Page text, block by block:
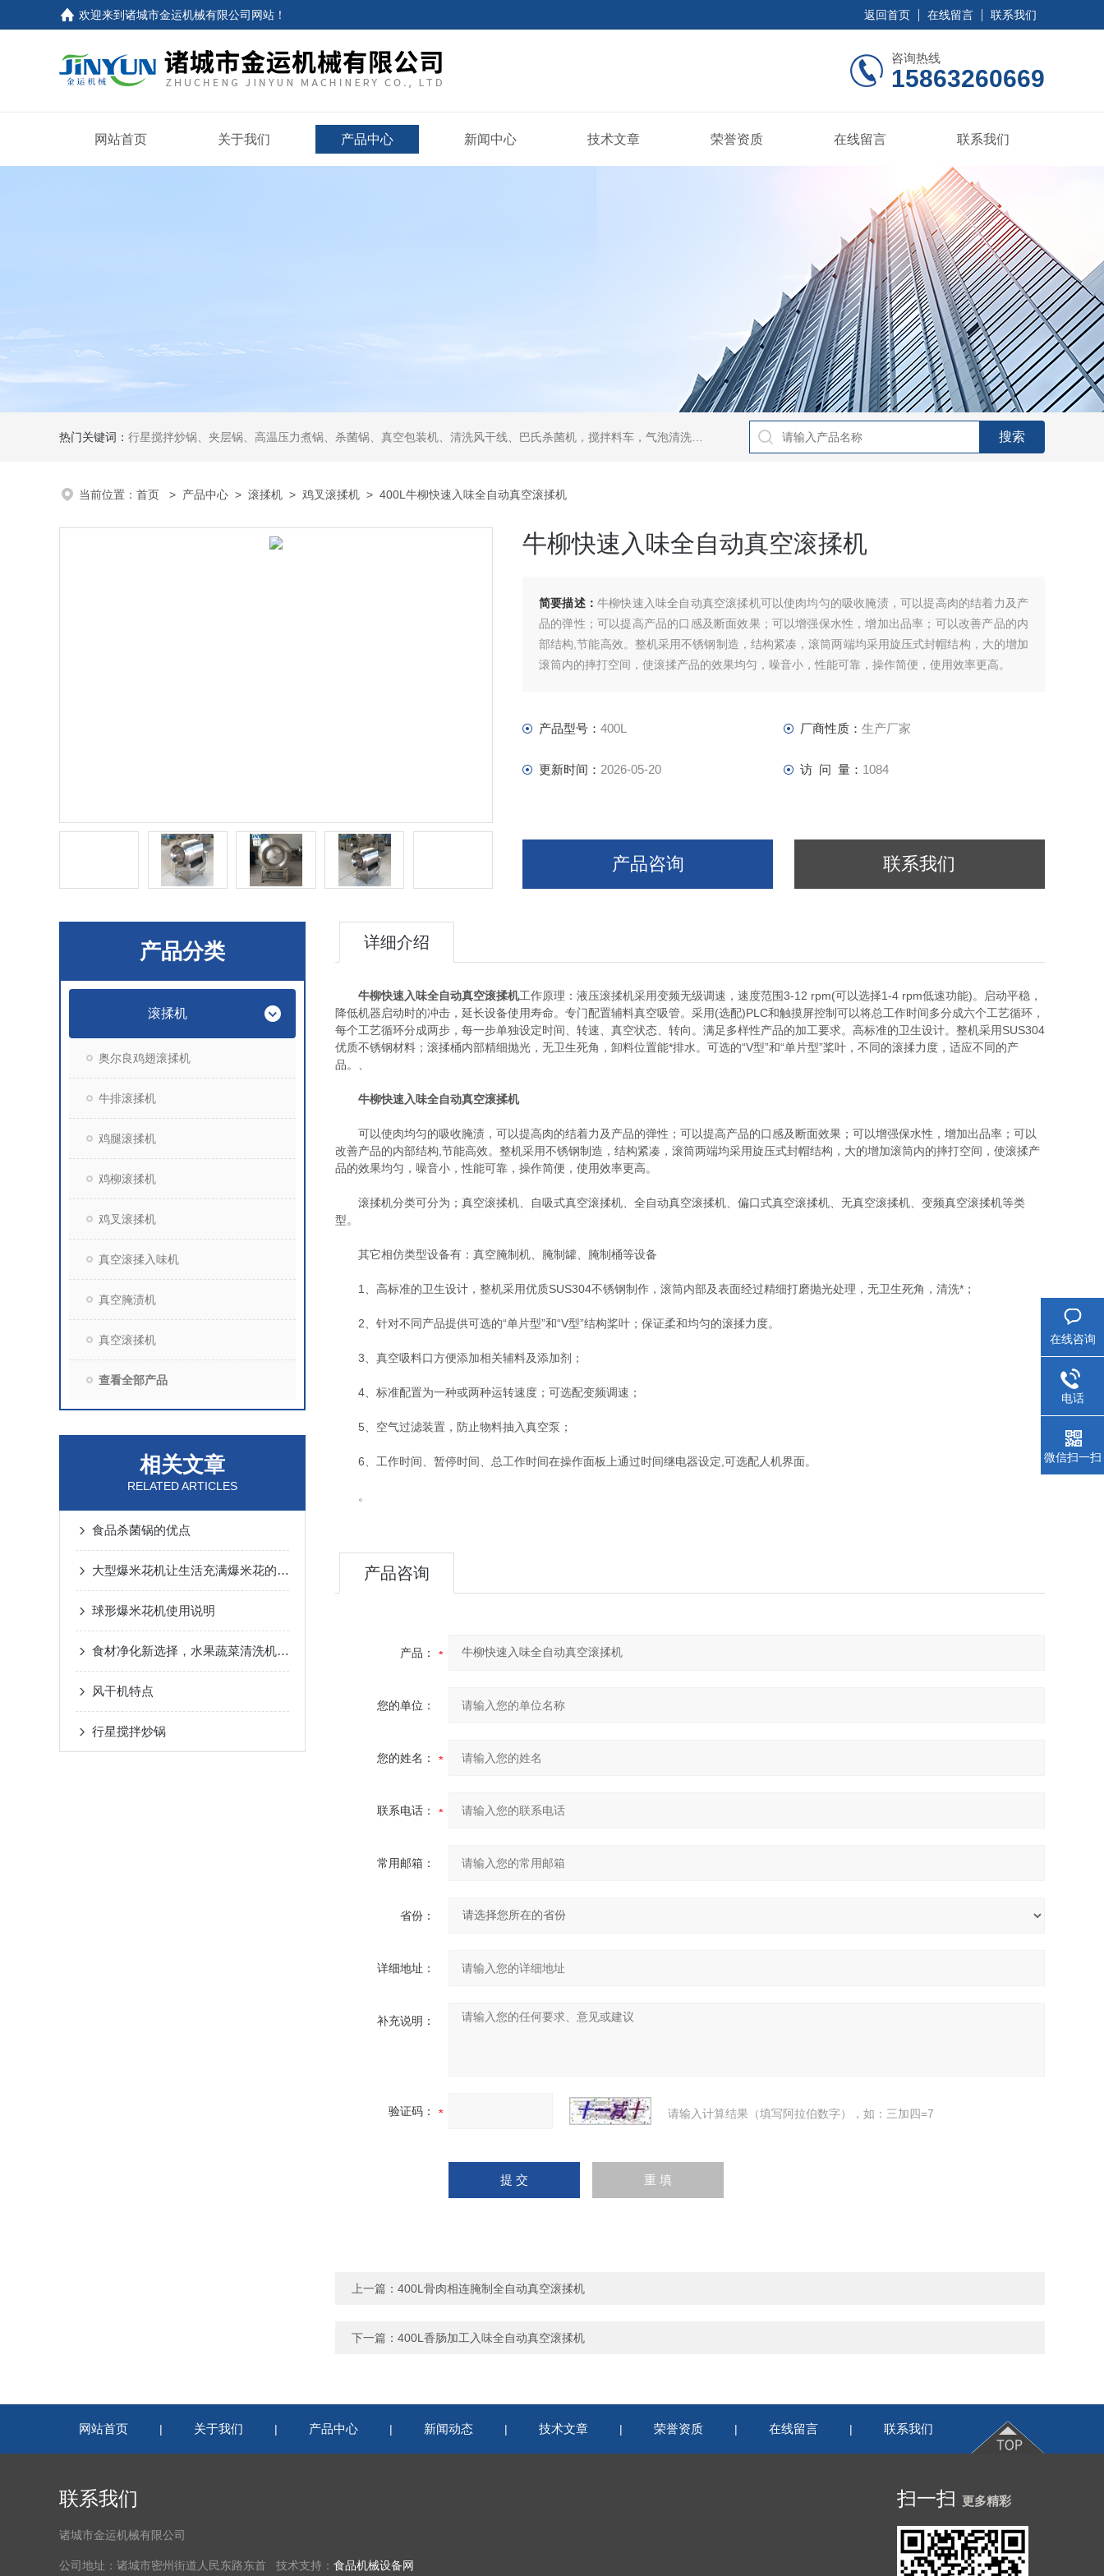
欢迎来到诸城市金运机械有限公司网站 ！ 返回首页 在线留言 联系我们
咨询热线
15863260669
网站首页 关于我们 产品中心 新闻中心 技术文章 荣誉资质 在线留言 联系我们
热门关键词： 行星搅拌炒锅、夹层锅、高温压力煮锅、杀菌锅、真空包装机、清洗风干线、巴氏杀菌机，搅拌料车，气泡清洗机，翻转风干机
当前位置： 首页 > 产品中心 > 滚揉机 > 鸡叉滚揉机 > 400L牛柳快速入味全自动真空滚揉机
牛柳快速入味全自动真空滚揉机
简要描述： 牛柳快速入味全自动真空滚揉机可以使肉均匀的吸收腌渍，可以提高肉的结着力及产
品的弹性；可以提高产品的口感及断面效果；可以增强保水性，增加出品率；可以改善产品的内
部结构,节能高效。整机采用不锈钢制造，结构紧凑，滚筒两端均采用旋压式封帽结构，大的增加
滚筒内的摔打空间，使滚揉产品的效果均匀，噪音小，性能可靠，操作简便，使用效率更高。
产品型号： 400L 厂商性质： 生产厂家
更新时间： 2026-05-20 访 问 量： 1084
产品咨询 联系我们
产品分类
滚揉机
奥尔良鸡翅滚揉机
牛排滚揉机
鸡腿滚揉机
鸡柳滚揉机
鸡叉滚揉机
真空滚揉入味机
真空腌渍机
真空滚揉机
查看全部产品
相关文章
RELATED ARTICLES
食品杀菌锅的优点
大型爆米花机让生活充满爆米花的香味
球形爆米花机使用说明
食材净化新选择，水果蔬菜清洗机，瓦解农残细菌更che底
风干机特点
行星搅拌炒锅
详细介绍
牛柳快速入味全自动真空滚揉机工作原理：液压滚揉机采用变频无级调速，速度范围3-12 rpm(可以选择1-4 rpm低速功能)。启动平稳，
降低机器启动时的冲击，延长设备使用寿命。专门配置辅料真空吸管。采用(选配)PLC和触摸屏控制可以将总工作时间多分成六个工艺循环，
每个工艺循环分成两步，每一步单独设定时间、转速、真空状态、转向。满足多样性产品的加工要求。高标准的卫生设计。整机采用SUS304
优质不锈钢材料；滚揉桶内部精细抛光，无卫生死角，卸料位置能*排水。可选的“V型”和“单片型”桨叶，不同的滚揉力度，适应不同的产
品。、
牛柳快速入味全自动真空滚揉机
可以使肉均匀的吸收腌渍，可以提高肉的结着力及产品的弹性；可以提高产品的口感及断面效果；可以增强保水性，增加出品率；可以
改善产品的内部结构,节能高效。整机采用不锈钢制造，结构紧凑，滚筒两端均采用旋压式封帽结构，大的增加滚筒内的摔打空间，使滚揉产
品的效果均匀，噪音小，性能可靠，操作简便，使用效率更高。
滚揉机分类可分为；真空滚揉机、自吸式真空滚揉机、全自动真空滚揉机、偏口式真空滚揉机、无真空滚揉机、变频真空滚揉机等类
型。
其它相仿类型设备有：真空腌制机、腌制罐、腌制桶等设备
1、高标准的卫生设计，整机采用优质SUS304不锈钢制作，滚筒内部及表面经过精细打磨抛光处理，无卫生死角，清洗*；
2、针对不同产品提供可选的“单片型”和“V型”结构桨叶；保证柔和均匀的滚揉力度。
3、真空吸料口方便添加相关辅料及添加剂；
4、标准配置为一种或两种运转速度；可选配变频调速；
5、空气过滤装置，防止物料抽入真空泵；
6、工作时间、暂停时间、总工作时间在操作面板上通过时间继电器设定,可选配人机界面。
。
产品咨询
产品：
您的单位：
您的姓名：
联系电话：
常用邮箱：
省份：
详细地址：
补充说明：
验证码： 请输入计算结果（填写阿拉伯数字），如：三加四=7
上一篇： 400L骨肉相连腌制全自动真空滚揉机
下一篇： 400L香肠加工入味全自动真空滚揉机
网站首页 | 关于我们 | 产品中心 | 新闻动态 | 技术文章 | 荣誉资质 | 在线留言 | 联系我们
联系我们
诸城市金运机械有限公司
公司地址：诸城市密州街道人民东路东首 技术支持： 食品机械设备网
扫一扫 更多精彩
在线咨询
电话
微信扫一扫